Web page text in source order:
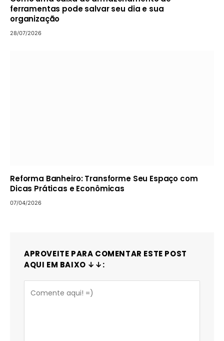
ferramentas pode salvar seu dia e sua
organização
28/07/2026
Reforma Banheiro: Transforme Seu Espaço com
Dicas Práticas e Econômicas
07/04/2026
APROVEITE PARA COMENTAR ESTE POST
AQUI EM BAIXO ↓↓: